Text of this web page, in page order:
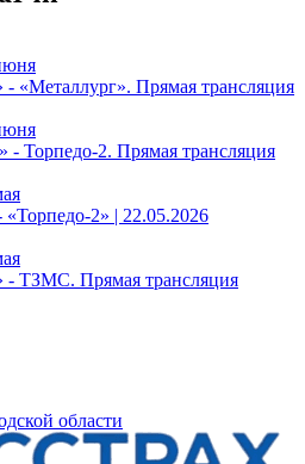
«Металлург». Прямая трансляция
- Торпедо-2. Прямая трансляция
2» | 22.05.2026
- ТЗМС. Прямая трансляция